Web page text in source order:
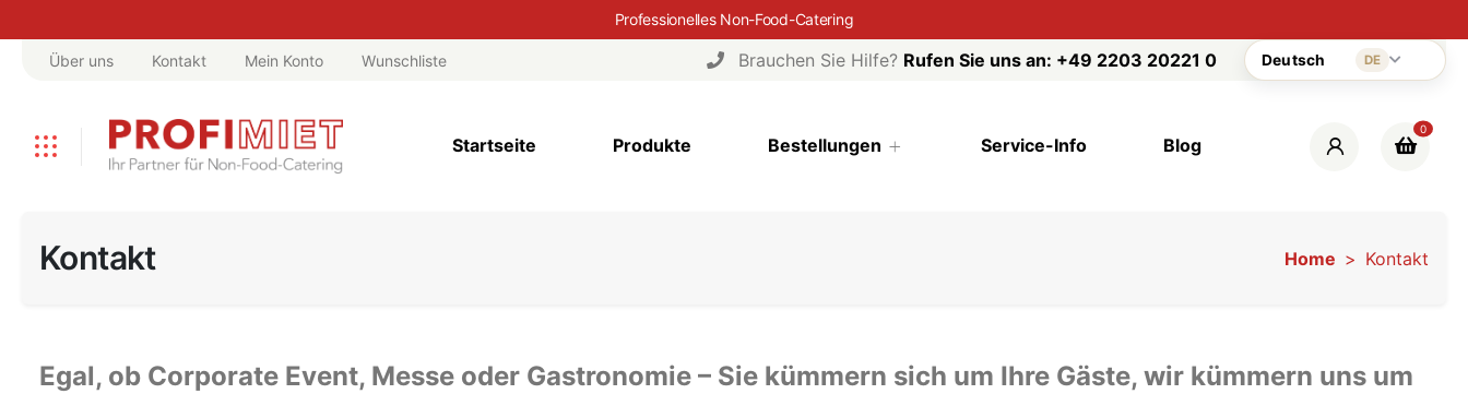
Professionelles Non-Food-Catering
Über uns Kontakt Mein Konto Wunschliste Brauchen Sie Hilfe? Rufen Sie uns an: +49 2203 20221 0 Deutsch DE
Startseite Produkte Bestellungen Service-Info Blog
0
Kontakt Home Kontakt
Egal, ob Corporate Event, Messe oder Gastronomie – Sie kümmern sich um Ihre Gäste, wir kümmern uns um